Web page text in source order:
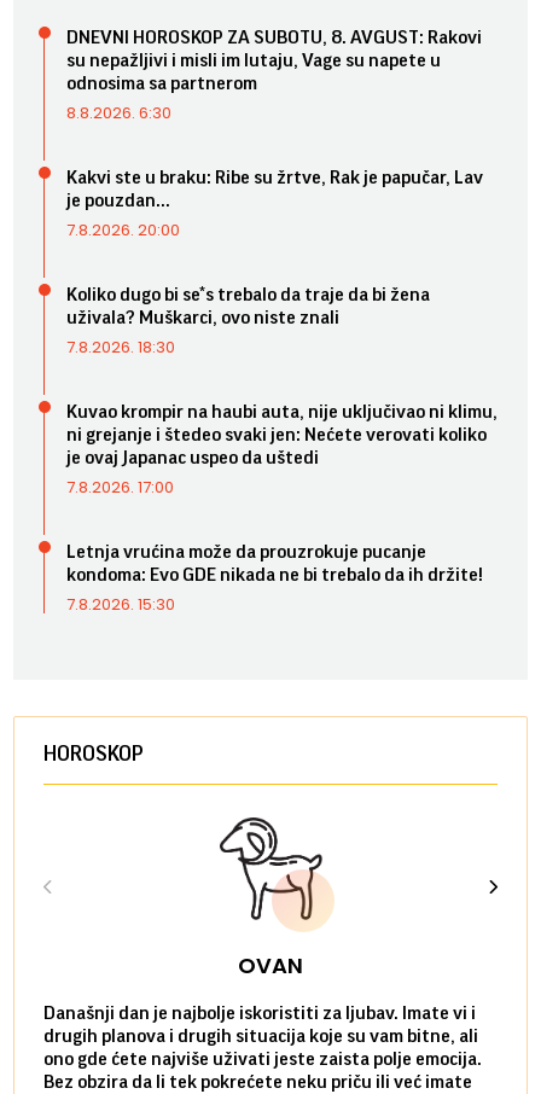
DNEVNI HOROSKOP ZA SUBOTU, 8. AVGUST: Rakovi
su nepažljivi i misli im lutaju, Vage su napete u
odnosima sa partnerom
8.8.2026. 6:30
Kakvi ste u braku: Ribe su žrtve, Rak je papučar, Lav
je pouzdan...
7.8.2026. 20:00
Koliko dugo bi se*s trebalo da traje da bi žena
uživala? Muškarci, ovo niste znali
7.8.2026. 18:30
Kuvao krompir na haubi auta, nije uključivao ni klimu,
ni grejanje i štedeo svaki jen: Nećete verovati koliko
je ovaj Japanac uspeo da uštedi
7.8.2026. 17:00
Letnja vrućina može da prouzrokuje pucanje
kondoma: Evo GDE nikada ne bi trebalo da ih držite!
7.8.2026. 15:30
HOROSKOP
OVAN
Današnji dan je najbolje iskoristiti za ljubav. Imate vi i
drugih planova i drugih situacija koje su vam bitne, ali
ono gde ćete najviše uživati jeste zaista polje emocija.
Bez obzira da li tek pokrećete neku priču ili već imate